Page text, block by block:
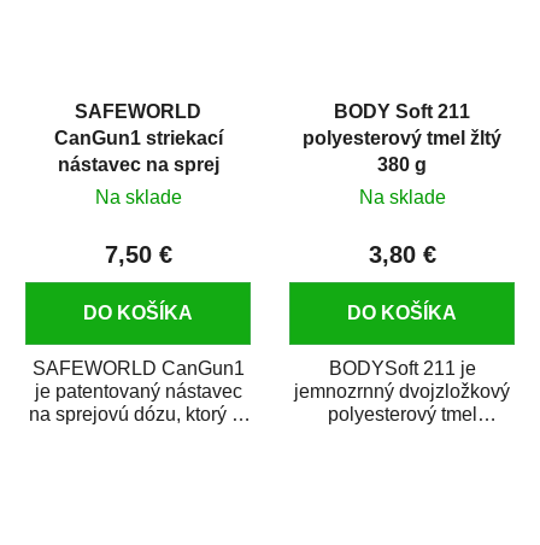
SAFEWORLD
CanGun1 striekací
nástavec na sprej
Na sklade
7,50 €
DO KOŠÍKA
SAFEWORLD CanGun1
je patentovaný nástavec
na sprejovú dózu, ktorý ju
BODY Soft 211
polyesterový tmel žltý
380 g
Na sklade
3,80 €
DO KOŠÍKA
BODYSoft 211 je
jemnozrnný dvojzložkový
polyesterový tmel